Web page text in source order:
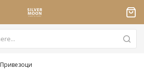
Привезоци